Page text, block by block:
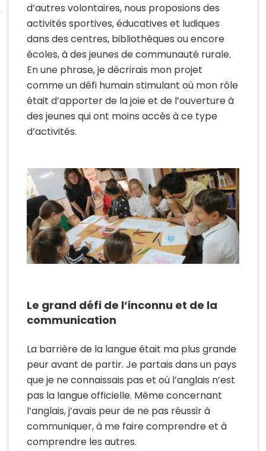
d’autres volontaires, nous proposions des
activités sportives, éducatives et ludiques
dans des centres, bibliothèques ou encore
écoles, à des jeunes de communauté rurale.
En une phrase, je décrirais mon projet
comme un défi humain stimulant où mon rôle
était d’apporter de la joie et de l’ouverture à
des jeunes qui ont moins accès à ce type
d’activités.
Le grand défi de l’inconnu et de la
communication
La barrière de la langue était ma plus grande
peur avant de partir. Je partais dans un pays
que je ne connaissais pas et où l’anglais n’est
pas la langue officielle. Même concernant
l’anglais, j’avais peur de ne pas réussir à
communiquer, à me faire comprendre et à
comprendre les autres.